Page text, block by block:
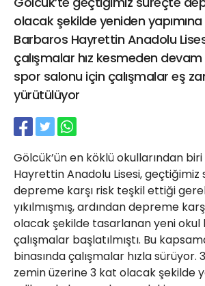
olacak şekilde yeniden
Barbaros Hayrettin Anadolu
çalışmalar hız kesmeden
spor salonu için çalışmalar eş
yürütülüyor
Gölcük’ün en köklü okullarından
Hayrettin Anadolu Lisesi, geçtiğimiz
depreme karşı risk teşkil ettiği
yıkılmışmış, ardından depreme
olacak şekilde tasarlanan yeni okul
çalışmalar başlatılmıştı. Bu
binasında çalışmalar hızla sürüyor.
zemin üzerine 3 kat olacak şekilde
21 Gölcük